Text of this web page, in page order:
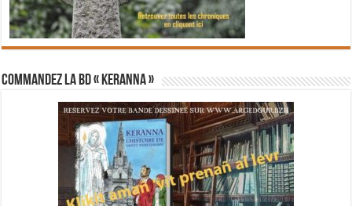
Commandez la BD « Keranna »